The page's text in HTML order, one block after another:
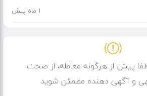
1 ماه پیش
پیش از هرگونه معامله، از صحت
و آگهی دهنده مطمئن شوید